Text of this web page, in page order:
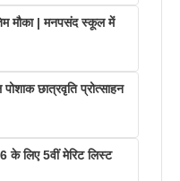
मौका | मनपसंद स्कूल में
छात्रवृति प्रोत्साहन
के लिए 5वीं मेरिट लिस्ट